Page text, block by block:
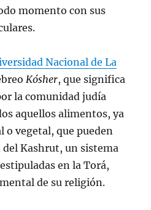
momento con sus
Nacional de La
Kósher, que significa
la comunidad judía
aquellos alimentos, ya
o vegetal, que pueden
Kashrut, un sistema
en la Torá,
de su religión.